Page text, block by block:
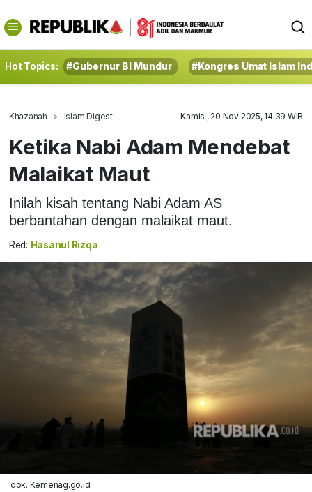
Hot Topics: #Gubernur BI Mundur #Kongres Umat Islam
Khazanah Islam Digest Kamis , 20 Nov 2025, 14:39 WIB
Ketika Nabi Adam Mendebat
Malaikat Maut
Inilah kisah tentang Nabi Adam AS
berbantahan dengan malaikat maut.
Red: Hasanul Rizqa
dok. Kemenag.go.id